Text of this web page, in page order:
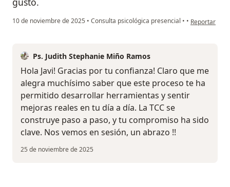
10 de noviembre de 2025 • Consulta psicológica presencial • • en opinión
Reportar
Ps. Judith Stephanie Miño Ramos
Hola Javi! Gracias por tu confianza! Claro que me
alegra muchísimo saber que este proceso te ha
permitido desarrollar herramientas y sentir
mejoras reales en tu día a día. La TCC se
construye paso a paso, y tu compromiso ha sido
clave. Nos vemos en sesión, un abrazo !!
25 de noviembre de 2025